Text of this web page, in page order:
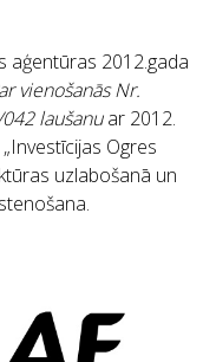
aģentūras 2012.gada
vienošanās Nr.
laušanuar 2012.
Ogres
uzlabošanā un